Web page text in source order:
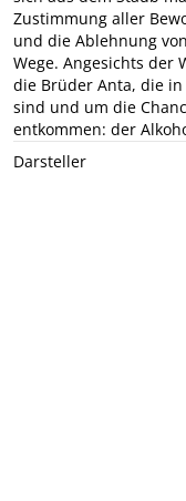
Zustimmung aller
und die Ablehnung
Wege. Angesichts der
die Brüder Anta, die
sind und um die
entkommen: der
Darsteller